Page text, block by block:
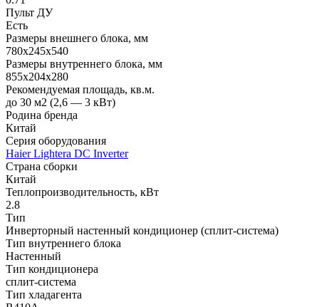
Пульт ДУ
Есть
Размеры внешнего блока, мм
780x245x540
Размеры внутреннего блока, мм
855x204x280
Рекомендуемая площадь, кв.м.
до 30 м2 (2,6 — 3 кВт)
Родина бренда
Китай
Серия оборудования
Haier Lightera DC Inverter
Страна сборки
Китай
Теплопроизводительность, кВт
2.8
Тип
Инверторный настенный кондиционер (сплит-система)
Тип внутреннего блока
Настенный
Тип кондиционера
сплит-система
Тип хладагента